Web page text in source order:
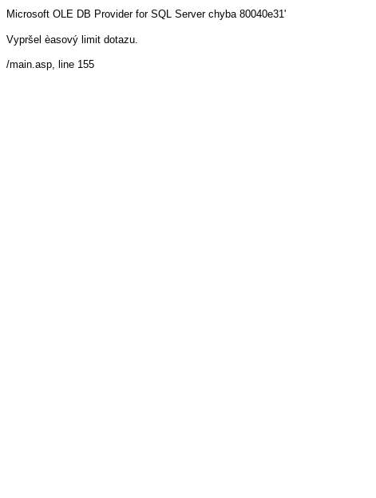
Microsoft OLE DB Provider for SQL Server chyba 80040e31'
Vypršel èasový limit dotazu.
/main.asp, line 155